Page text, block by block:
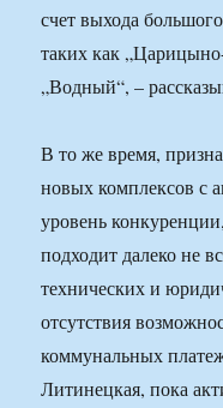
счет выхода
таких как
„Водный“, –
В то же время,
новых комплексов с
уровень
подходит далеко не
технических и
отсутствия
коммунальных
Литинецкая, пока